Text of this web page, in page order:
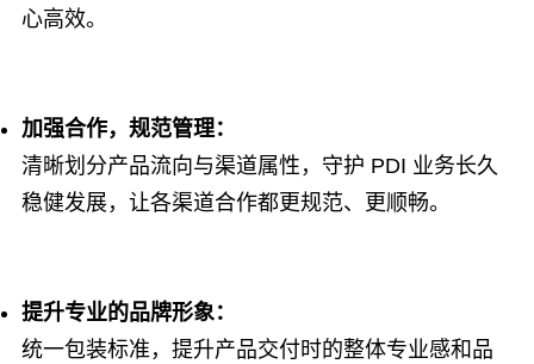
心高效。
加强合作，规范管理：
清晰划分产品流向与渠道属性，守护 PDI 业务长久
稳健发展，让各渠道合作都更规范、更顺畅。
提升专业的品牌形象：
统一包装标准，提升产品交付时的整体专业感和品